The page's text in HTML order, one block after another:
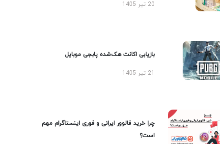
20 تیر 1405
بازیابی اکانت هک‌شده پابجی موبایل
چرا خرید فالوور ایرانی و فوری اینستاگرام مهم
است؟